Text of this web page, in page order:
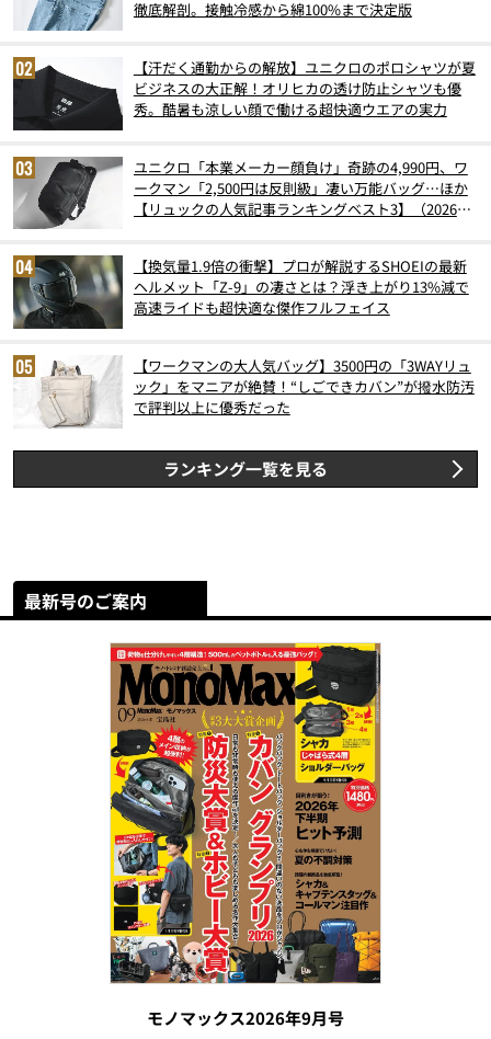
徹底解剖。接触冷感から綿100%まで決定版
【汗だく通勤からの解放】ユニクロのポロシャツが夏
ビジネスの大正解！オリヒカの透け防止シャツも優
秀。酷暑も涼しい顔で働ける超快適ウエアの実力
ユニクロ「本業メーカー顔負け」奇跡の4,990円、ワ
ークマン「2,500円は反則級」凄い万能バッグ…ほか
【リュックの人気記事ランキングベスト3】（2026年
【換気量1.9倍の衝撃】プロが解説するSHOEIの最新
ヘルメット「Z-9」の凄さとは？浮き上がり13%減で
高速ライドも超快適な傑作フルフェイス
【ワークマンの大人気バッグ】3500円の「3WAYリュ
ック」をマニアが絶賛！“しごできカバン”が撥水防汚
で評判以上に優秀だった
ランキング一覧を見る
最新号のご案内
モノマックス2026年9月号